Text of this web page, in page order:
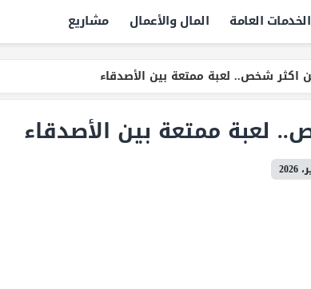
الخدمات العامة المال والأعمال مشاريع